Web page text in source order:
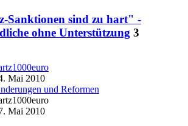
Sanktionen sind zu hart" -
ohne Unterstützung 3
Mai 2010
und Reformen
Mai 2010